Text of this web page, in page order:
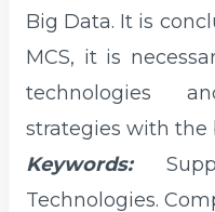
Big Data. It is
MCS, it is
technologies
strategies with the
Keywords:
Technologies.